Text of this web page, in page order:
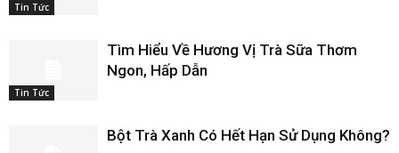
Tin Tức
Tin Tức
Tìm Hiểu Về Hương Vị Trà Sữa Thơm
Ngon, Hấp Dẫn
Bột Trà Xanh Có Hết Hạn Sử Dụng Không?